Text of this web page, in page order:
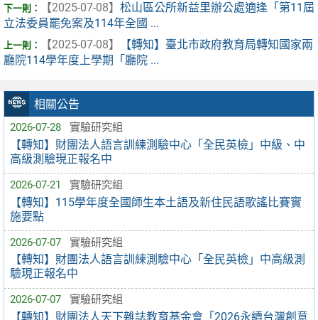
相關公告
2026-07-28 實驗研究組
【轉知】財團法人語言訓練測驗中心「全民英檢」中級、中
高級測驗現正報名中
2026-07-21 實驗研究組
【轉知】115學年度全國師生本土語及新住民語歌謠比賽實
施要點
2026-07-07 實驗研究組
【轉知】財團法人語言訓練測驗中心「全民英檢」中高級測
驗現正報名中
2026-07-07 實驗研究組
【轉知】財團法人天下雜誌教育基金會「2026永續台灣創意
【2025-07-08】 松山區公所新益里辦公處適逢「第11屆
立法委員罷免案及114年全國 ...
【2025-07-08】
【轉知】臺北市政府教育局轉知國家兩
廳院114學年度上學期「廳院 ...